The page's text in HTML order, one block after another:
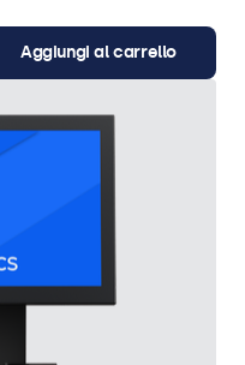
Aggiungi al carrello